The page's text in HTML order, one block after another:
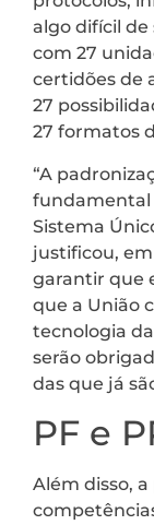
algo difícil
com 27
certidões de
27
27 formatos
“A
fundamental
Sistema
justificou,
garantir que
que a União
tecnologia
serão
das que já
PF e
Além disso,